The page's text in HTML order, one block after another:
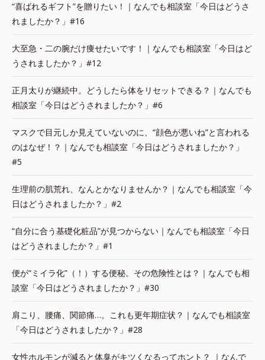
“喜ばれるギフト”を贈りたい！｜なんでも相談室「今日はどうさ
れましたか？」#16
大至急・二の腕だけ痩せたいです！｜なんでも相談室「今日はど
うされましたか？」#12
正月太りが継続中。どうしたら体をリセットできる？｜なんでも
相談室「今日はどうされましたか？」#6
マスクで目元しか見えていないのに、“顔色が悪いね”と言われる
のはなぜ！？｜なんでも相談室「今日はどうされましたか？」
#5
生理前の肌荒れ、なんとかなりませんか？｜なんでも相談室「今
日はどうされましたか？」#2
“自分に合う基礎化粧品”が見つからない｜なんでも相談室「今日
はどうされましたか？」#1
便が“ミイラ化”（！）する便秘。その危険性とは？｜なんでも相
談室「今日はどうされましたか？」#30
肩こり、腰痛、関節痛…。これも更年期症状？｜なんでも相談室
「今日はどうされましたか？」#28
女性ホルモンが減ると体臭がキツくなるってホント？ ｜なんで